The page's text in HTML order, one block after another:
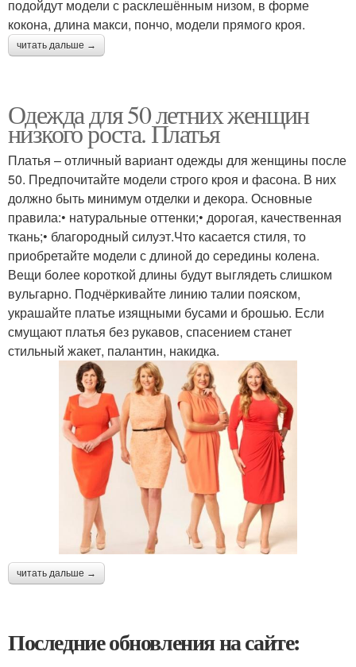
подойдут модели с расклешённым низом, в форме
кокона, длина макси, пончо, модели прямого кроя.
читать дальше →
Одежда для 50 летних женщин
низкого роста. Платья
Платья – отличный вариант одежды для женщины после
50. Предпочитайте модели строго кроя и фасона. В них
должно быть минимум отделки и декора. Основные
правила:• натуральные оттенки;• дорогая, качественная
ткань;• благородный силуэт.Что касается стиля, то
приобретайте модели с длиной до середины колена.
Вещи более короткой длины будут выглядеть слишком
вульгарно. Подчёркивайте линию талии пояском,
украшайте платье изящными бусами и брошью. Если
смущают платья без рукавов, спасением станет
стильный жакет, палантин, накидка.
читать дальше →
Последние обновления на сайте: